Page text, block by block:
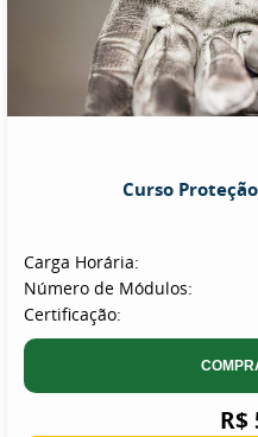
Curso
Carga Horária:
Número de Módulos:
Certificação:
R$